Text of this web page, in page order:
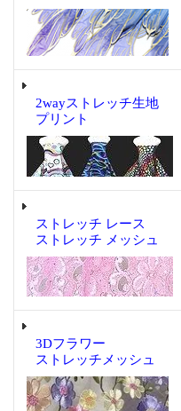
2wayストレッチ生地
プリント
ストレッチ レース
ストレッチ メッシュ
3Dフラワー
ストレッチメッシュ